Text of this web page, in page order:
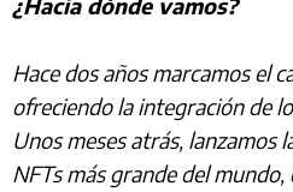
¿Hacia dónde vamos?
Hace dos años marcamos el
ofreciendo la integración de
Unos meses atrás, lanzamos
NFTs más grande del